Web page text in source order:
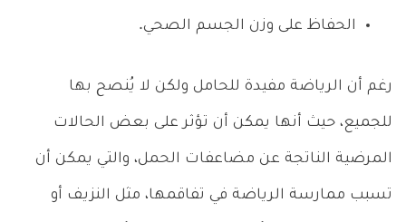
الحفاظ على وزن الجسم الصحي.
رغم أن الرياضة مفيدة للحامل ولكن لا يُنصح بها
للجميع، حيث أنها يمكن أن تؤثر على بعض الحالات
المرضية الناتجة عن مضاعفات الحمل، والتي يمكن أن
تسبب ممارسة الرياضة في تفاقمها، مثل النزيف أو